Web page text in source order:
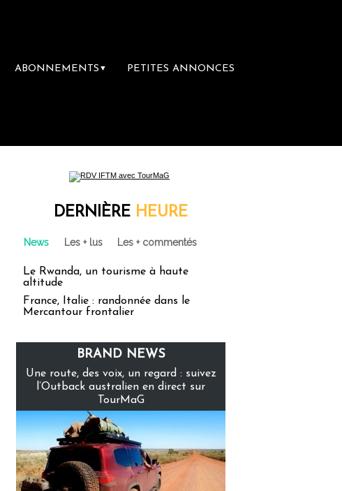
ABONNEMENTS ▼ PETITES ANNONCES
DERNIÈRE HEURE
News Les + lus Les + commentés
Le Rwanda, un tourisme à haute
altitude
France, Italie : randonnée dans le
Mercantour frontalier
BRAND NEWS
Une route, des voix, un regard : suivez
l’Outback australien en direct sur
TourMaG